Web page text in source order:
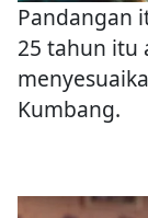
Pandangan
25 tahun itu
Kumbang.